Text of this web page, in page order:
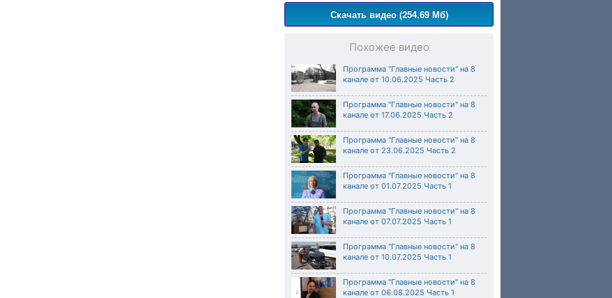
Скачать видео (254.69 Мб)
Похожее видео
Программа "Главные новости" на 8
канале от 10.06.2025 Часть 2
Программа "Главные новости" на 8
канале от 17.06.2025 Часть 2
Программа "Главные новости" на 8
канале от 23.06.2025 Часть 2
Программа "Главные новости" на 8
канале от 01.07.2025 Часть 1
Программа "Главные новости" на 8
канале от 07.07.2025 Часть 1
Программа "Главные новости" на 8
канале от 10.07.2025 Часть 1
Программа "Главные новости" на 8
канале от 06.08.2025 Часть 1